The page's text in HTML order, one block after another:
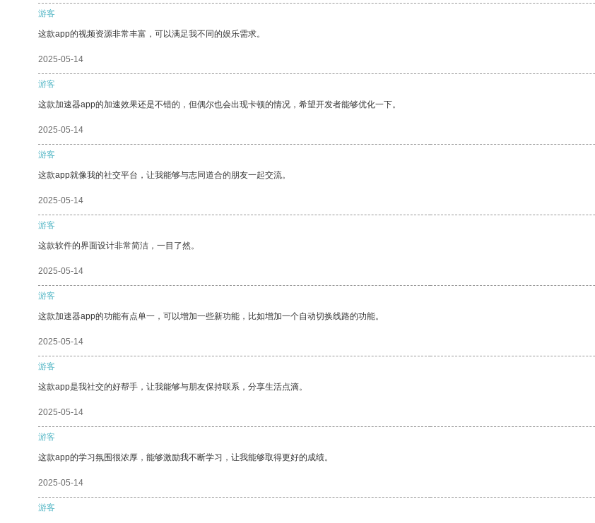
游客
这款app的视频资源非常丰富，可以满足我不同的娱乐需求。
2025-05-14
游客
这款加速器app的加速效果还是不错的，但偶尔也会出现卡顿的情况，希望开发者能够优化一下。
2025-05-14
游客
这款app就像我的社交平台，让我能够与志同道合的朋友一起交流。
2025-05-14
游客
这款软件的界面设计非常简洁，一目了然。
2025-05-14
游客
这款加速器app的功能有点单一，可以增加一些新功能，比如增加一个自动切换线路的功能。
2025-05-14
游客
这款app是我社交的好帮手，让我能够与朋友保持联系，分享生活点滴。
2025-05-14
游客
这款app的学习氛围很浓厚，能够激励我不断学习，让我能够取得更好的成绩。
2025-05-14
游客